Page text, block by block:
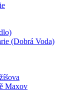
(Dobrá Voda)
Maxov